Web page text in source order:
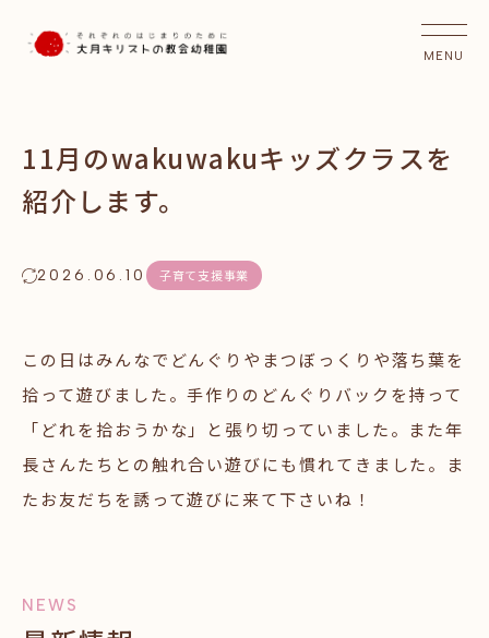
11月のwakuwakuキッズクラスを
紹介します。
2026.06.10 子育て支援事業
この日はみんなでどんぐりやまつぼっくりや落ち葉を
拾って遊びました。手作りのどんぐりバックを持って
「どれを拾おうかな」と張り切っていました。また年
長さんたちとの触れ合い遊びにも慣れてきました。ま
たお友だちを誘って遊びに来て下さいね！
NEWS